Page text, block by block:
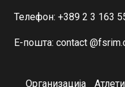
Телефон: +389 2 3 163
Е-пошта: contact
Организација